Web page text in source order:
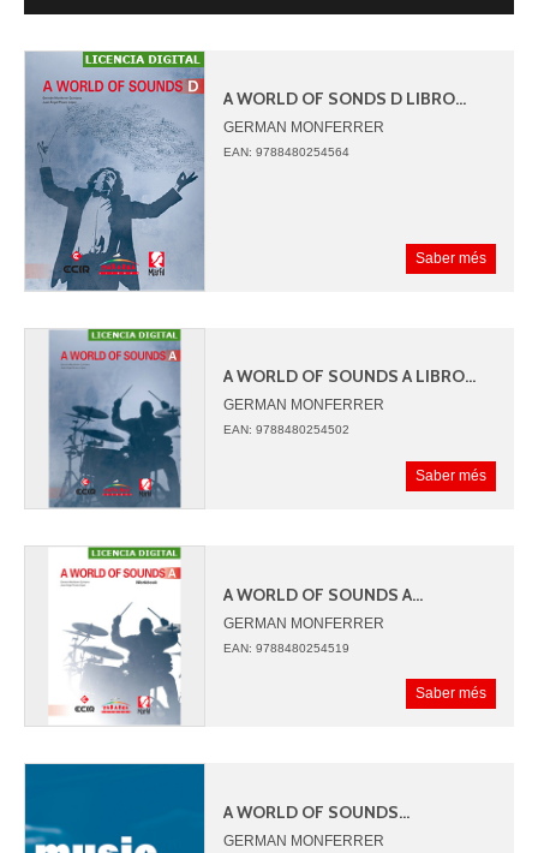
A WORLD OF SONDS D LIBRO...
GERMAN MONFERRER
JUAN ANGEL PICAZO
EAN: 9788480254564
Saber més
A WORLD OF SOUNDS A LIBRO...
GERMAN MONFERRER
JUAN ANGEL PICAZO
EAN: 9788480254502
Saber més
A WORLD OF SOUNDS A...
GERMAN MONFERRER
JUAN ANGEL PICAZO
EAN: 9788480254519
Saber més
A WORLD OF SOUNDS...
GERMAN MONFERRER